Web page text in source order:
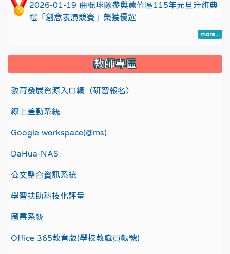
2026-01-19 曲棍球隊參與蘆竹區115年元旦升旗典
禮「創意表演競賽」榮獲優選
more...
教師專區
教育發展資源入口網（研習報名）
線上差勤系統
Google workspace(@ms)
DaHua-NAS
公文整合資訊系統
學習扶助科技化評量
圖書系統
Office 365教育版(學校教職員帳號)